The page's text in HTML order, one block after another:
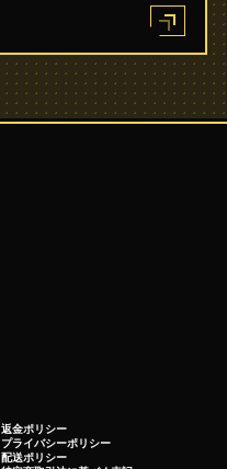
返金ポリシー
プライバシーポリシー
配送ポリシー